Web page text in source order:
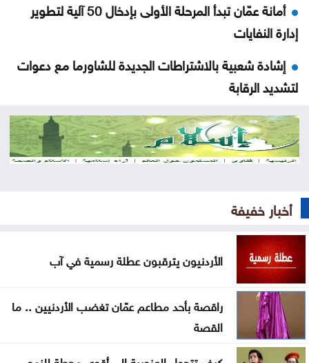
أمانة عمّان تبدأ المرحلة الأولى بإدخال 50 آلية لتطوير
إدارة النفايات
إشادة شعبية بالاشتراطات الجديدة للشاورما مع دعوات
لتشديد الرقابة
عسل فوق الأنقاض: النحل أيضا ينزح في غزة
إسبانيا تهدد بإجراءات مضادة إذا واصلت إيطاليا تعليق
خدمات المخيمات تشيد بمواقف الأردن الداعمة للقدس
الرياض تنفي ارتباط الاتفاق مع أنقرة وإسلام آباد بمساعٍ
نووية
زراعة جرش تُقدم 1368 خدمة وتُوزع 260 ألف شتلة
الأردنيون يترقبون عطلة رسمية في آب
أخبار خفيفة
الأردنيون يترقبون عطلة رسمية في آب
راقصة بأحد مطاعم عمّان تغضب الأردنيين .. ما
القصة